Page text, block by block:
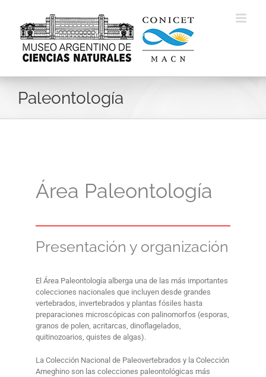
content
Paleontología
Área Paleontología
Presentación y organización
El Área Paleontología alberga una de las más importantes
colecciones nacionales que incluyen desde grandes
vertebrados, invertebrados y plantas fósiles hasta
preparaciones microscópicas con palinomorfos (esporas,
granos de polen, acritarcas, dinoflagelados,
quitinozoarios, quistes de algas).
La Colección Nacional de Paleovertebrados y la Colección
Ameghino son las colecciones paleontológicas más